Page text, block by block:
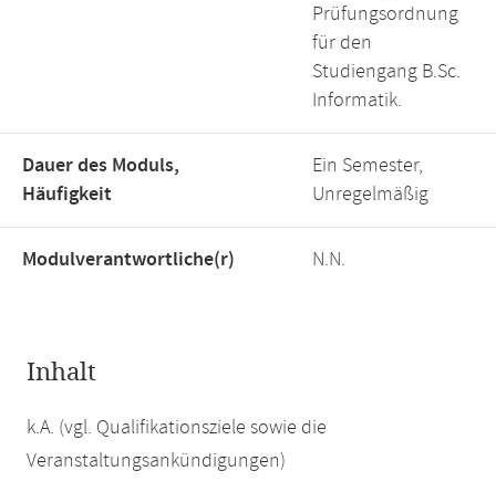
Prüfungsordnung
für den
Studiengang B.Sc.
Informatik.
Dauer des Moduls,
Häufigkeit
Ein Semester,
Unregelmäßig
Modulverantwortliche(r) N.N.
Inhalt
k.A. (vgl. Qualifikationsziele sowie die
Veranstaltungsankündigungen)